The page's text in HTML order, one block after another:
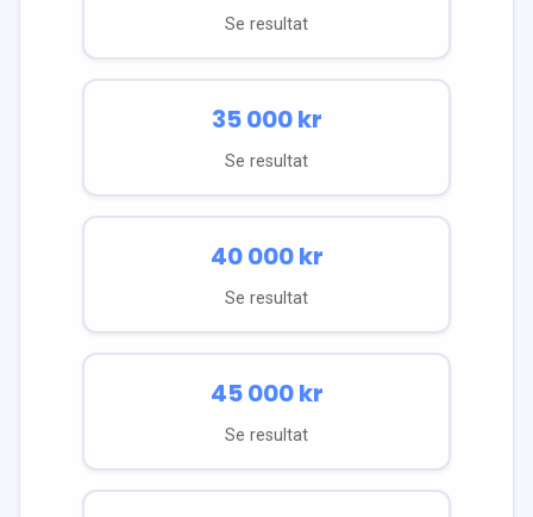
Se resultat
35 000kr
Se resultat
40 000kr
Se resultat
45 000kr
Se resultat